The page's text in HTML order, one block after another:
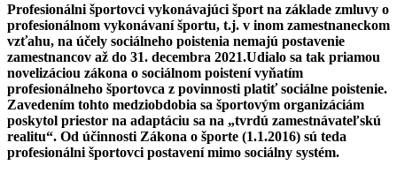
Profesionálni športovci vykonávajúci šport na základe zmluvy o
profesionálnom vykonávaní športu, t.j. v inom zamestnaneckom
vzťahu, na účely sociálneho poistenia nemajú postavenie
zamestnancov až do 31. decembra 2021.Udialo sa tak priamou
novelizáciou zákona o sociálnom poistení vyňatím
profesionálneho športovca z povinnosti platiť sociálne poistenie.
Zavedením tohto medziobdobia sa športovým organizáciám
poskytol priestor na adaptáciu sa na „tvrdú zamestnávateľskú
realitu“. Od účinnosti Zákona o športe (1.1.2016) sú teda
profesionálni športovci postavení mimo sociálny systém.